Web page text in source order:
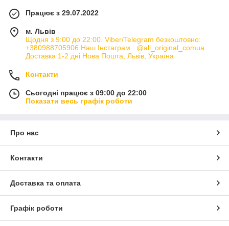
Працює з 29.07.2022
м. Львів
Щодня з 9:00 до 22:00. Viber/Telegram безкоштовно:
+380988705906 Наш Інстаграм : @all_original_comua
Доставка 1-2 дні Нова Пошта, Львів, Україна
Контакти
Сьогодні працює з 09:00 до 22:00
Показати весь графік роботи
Про нас
Контакти
Доставка та оплата
Графік роботи